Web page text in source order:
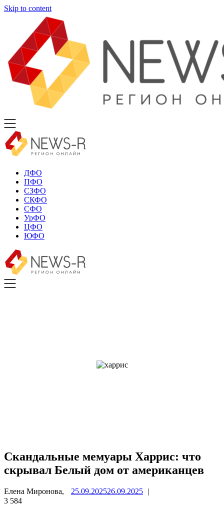
Skip to content
ДФО
ПФО
СЗФО
СКФО
СФО
УрФО
ЦФО
ЮФО
Скандальные мемуары Харрис: что
скрывал Белый дом от американцев
Елена Миронова, 25.09.202526.09.2025 |
3 584